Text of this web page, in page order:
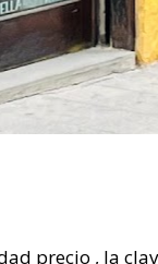
precio , la